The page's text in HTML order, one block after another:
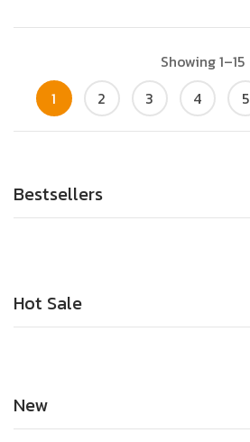
Showing 1–15
1
2 3 4 5
Bestsellers
Hot Sale
New